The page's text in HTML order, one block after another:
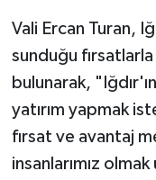
Vali Ercan Turan,
sunduğu
bulunarak,
yatırım yapmak
fırsat ve avantaj
insanlarımız